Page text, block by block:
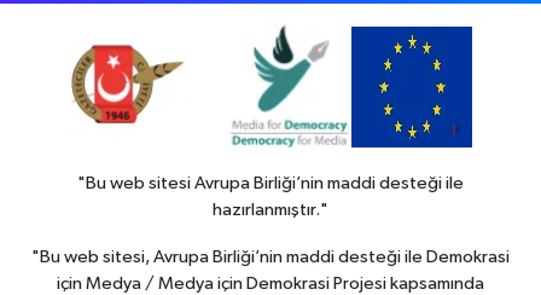
"Bu web sitesi Avrupa Birliği’nin maddi desteği ile
hazırlanmıştır."
"Bu web sitesi, Avrupa Birliği’nin maddi desteği ile Demokrasi
için Medya / Medya için Demokrasi Projesi kapsamında